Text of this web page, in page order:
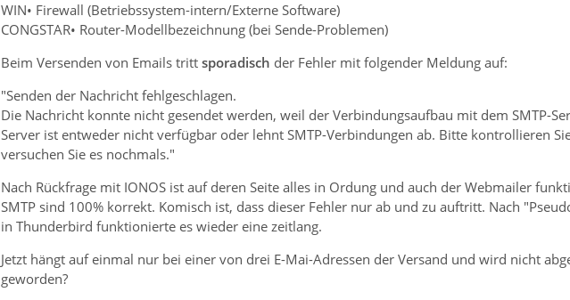
WIN• Firewall (Betriebssystem-intern/Externe Software)
CONGSTAR• Router-Modellbezeichnung (bei Sende-Problemen)
Beim Versenden von Emails tritt sporadisch der Fehler mit folgender Meldung auf:
"Senden der Nachricht fehlgeschlagen.
Die Nachricht konnte nicht gesendet werden, weil der Verbindungsaufbau mit dem SMTP-
Server ist entweder nicht verfügbar oder lehnt SMTP-Verbindungen ab. Bitte kontrollieren
versuchen Sie es nochmals."
Nach Rückfrage mit IONOS ist auf deren Seite alles in Ordung und auch der Webmailer
SMTP sind 100% korrekt. Komisch ist, dass dieser Fehler nur ab und zu auftritt. Nach
in Thunderbird funktionierte es wieder eine zeitlang.
Jetzt hängt auf einmal nur bei einer von drei E-Mai-Adressen der Versand und wird nicht
geworden?